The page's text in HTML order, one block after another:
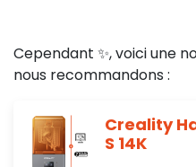
0,00
Cependant ✨, voici une
nous recommandons :
Creality
S 14K